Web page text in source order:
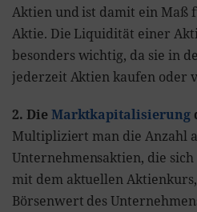
Aktien und ist damit ein
Aktie. Die Liquidität einer
besonders wichtig, da sie in
jederzeit Aktien kaufen oder
2. DieMarktkapitalisierung
Multipliziert man die Anzahl
Unternehmensaktien, die
mit dem aktuellen
Börsenwert des